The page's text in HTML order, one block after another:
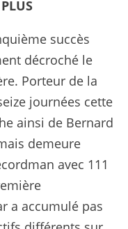
succès
décroché le
Porteur de la
journées cette
ainsi de Bernard
demeure
avec 111
a accumulé pas